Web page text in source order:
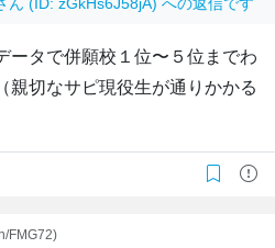
ータで併願校１位〜５位までわ
親切なサピ現役生が通りかかる
FMG72)